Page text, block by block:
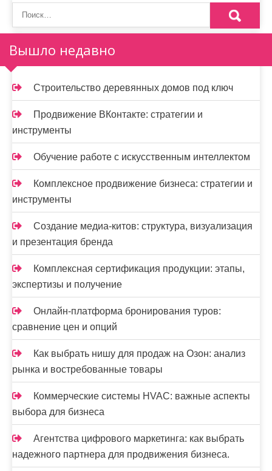
з
а
п
и
с
я
м
Вышло недавно
Строительство деревянных домов под ключ
Продвижение ВКонтакте: стратегии и
инструменты
Обучение работе с искусственным интеллектом
Комплексное продвижение бизнеса: стратегии и
инструменты
Создание медиа-китов: структура, визуализация
и презентация бренда
Комплексная сертификация продукции: этапы,
экспертизы и получение
Онлайн-платформа бронирования туров:
сравнение цен и опций
Как выбрать нишу для продаж на Озон: анализ
рынка и востребованные товары
Коммерческие системы HVAC: важные аспекты
выбора для бизнеса
Агентства цифрового маркетинга: как выбрать
надежного партнера для продвижения бизнеса.